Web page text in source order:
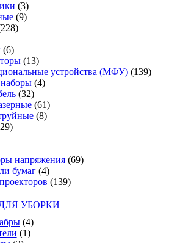
(3)
(9)
(6)
(13)
устройства (МФУ) (139)
(4)
(32)
(61)
(8)
напряжения (69)
бумаг (4)
(139)
УБОРКИ
(4)
(1)